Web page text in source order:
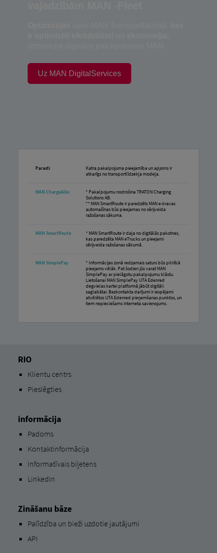
Uz MAN DigitalServices
Parasti
Katra pakalpojuma pieejamība un apjoms ir
atkarīgs no transportlīdzekļa modeļa.
MAN Charge&Go
* Pakalpojumu nodrošina TRATON Charging
Solutions AB.
** MAN SmartRoute ir paredzēts MAN e-kravas
automašīnas būs pieejamas no sērijveida
ražošanas sākuma.
MAN SmartRoute
* MAN SmartRoute ir daļa no digitālās pakotnes,
kas paredzēta MAN eTrucks un pieejami
sērijveida ražošanas sākumā.
MAN SimplePay
* Informācijas zonā redzamais saturs būs pilnībā
pieejams vēlāk. Pat šodien jūs varat MAN
SimplePay ar pielāgotu pakalpojumu klāstu.
Lietošanai MAN SimplePay UTA Edenred
degvielas kartei platformā jābūt digitāli
saglabātai. Bezkontakta darījumi ir iespējami
atvēlētos UTA ​​Edenred pieņemšanas punktos, un
tiem nepieciešams interneta savienojums.
RIO
Klientu centrs
Pieslēgties
informācija
Padoms
Kontaktinformācija
Informatīvais biļetens
LinkedIn
Zināšanu bāze
Palīdzība un bieži uzdotie jautājumi
API